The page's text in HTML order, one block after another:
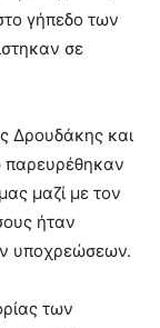
γήπεδο των
σε
Δρουδάκης και
παρευρέθηκαν
μαζί με τον
ήταν
υποχρεώσεων.
των